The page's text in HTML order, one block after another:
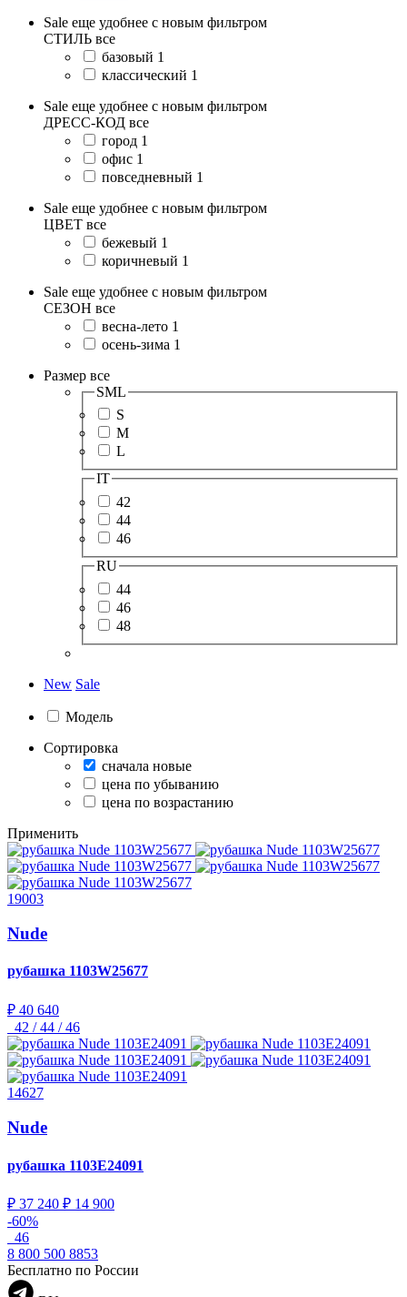
Sale еще удобнее с новым фильтром
СТИЛЬ все
базовый 1
классический 1
Sale еще удобнее с новым фильтром
ДРЕСС-КОД все
город 1
офис 1
повседневный 1
Sale еще удобнее с новым фильтром
ЦВЕТ все
бежевый 1
коричневый 1
Sale еще удобнее с новым фильтром
СЕЗОН все
весна-лето 1
осень-зима 1
Размер все
SML
S
M
L
IT
42
44
46
RU
44
46
48
New Sale
Модель
Сортировка
сначала новые
цена по убыванию
цена по возрастанию
Применить
19003
Nude
рубашка 1103W25677
₽ 40 640
42 / 44 / 46
14627
Nude
рубашка 1103E24091
₽ 37 240 ₽ 14 900
-60%
46
8 800 500 8853
Бесплатно по России